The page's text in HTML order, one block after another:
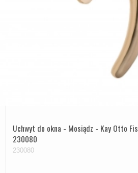
Uchwyt do okna - Mosiądz - Kay Otto
230080
230080